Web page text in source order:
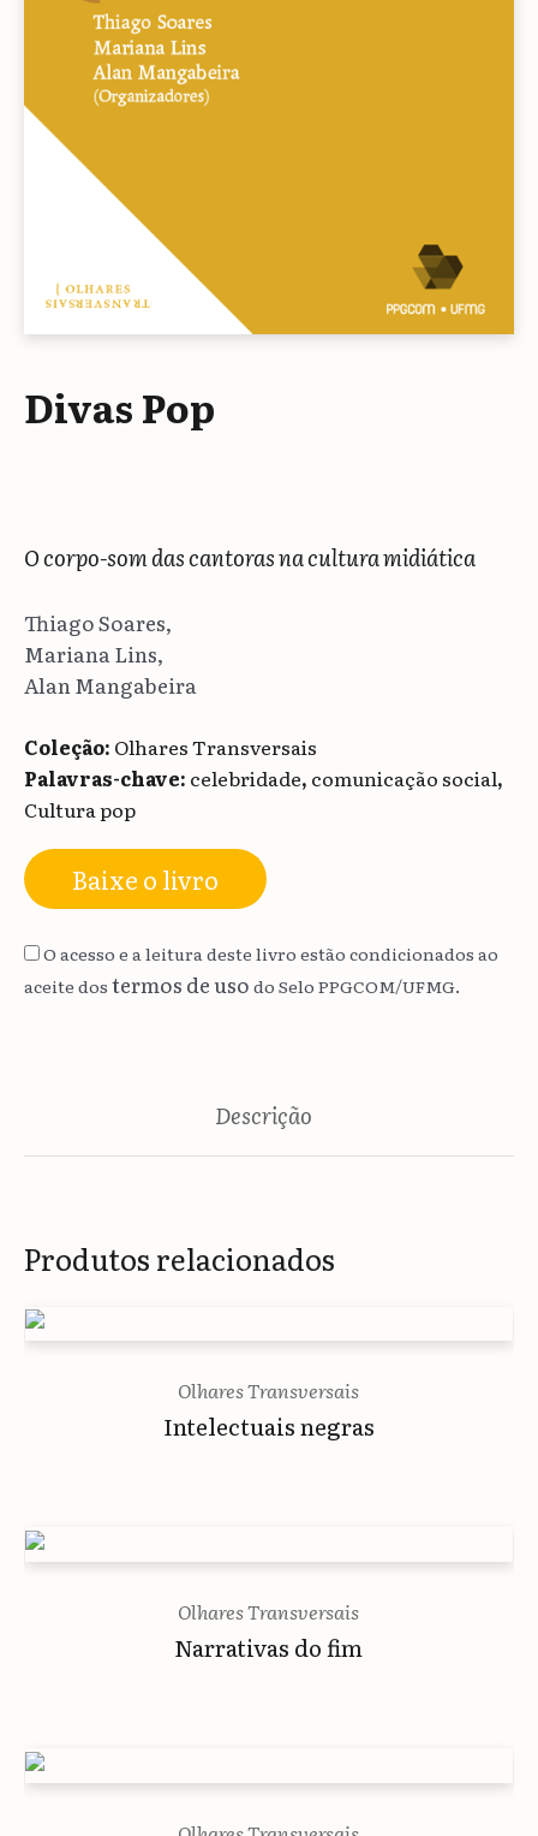
Divas Pop
O corpo-som das cantoras na cultura midiática
Thiago Soares,
Mariana Lins,
Alan Mangabeira
Coleção: Olhares Transversais
Palavras-chave: celebridade, comunicação social,
Cultura pop
Baixe o livro
O acesso e a leitura deste livro estão condicionados ao
aceite dos termos de uso do Selo PPGCOM/UFMG.
Descrição
Produtos relacionados
Olhares Transversais
Intelectuais negras
Olhares Transversais
Narrativas do fim